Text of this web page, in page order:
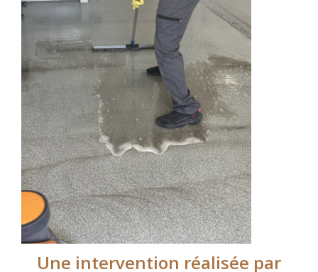
Une intervention réalisée par